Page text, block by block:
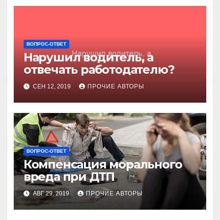
ВОПРОС-ОТВЕТ
Нарушил водитель, а
отвечать работодателю?
СЕН 12, 2019 ПРОЧИЕ АВТОРЫ
ВОПРОС-ОТВЕТ
Компенсация морального
вреда при ДТП
АВГ 29, 2019 ПРОЧИЕ АВТОРЫ